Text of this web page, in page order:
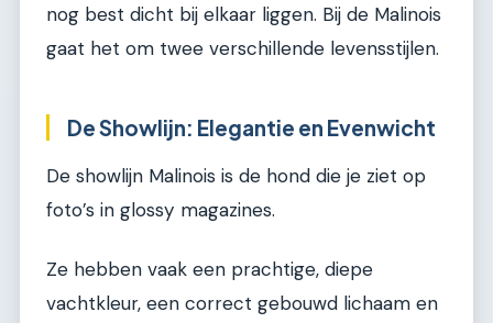
nog best dicht bij elkaar liggen. Bij de Malinois
gaat het om twee verschillende levensstijlen.
De Showlijn: Elegantie en Evenwicht
De showlijn Malinois is de hond die je ziet op
foto’s in glossy magazines.
Ze hebben vaak een prachtige, diepe
vachtkleur, een correct gebouwd lichaam en